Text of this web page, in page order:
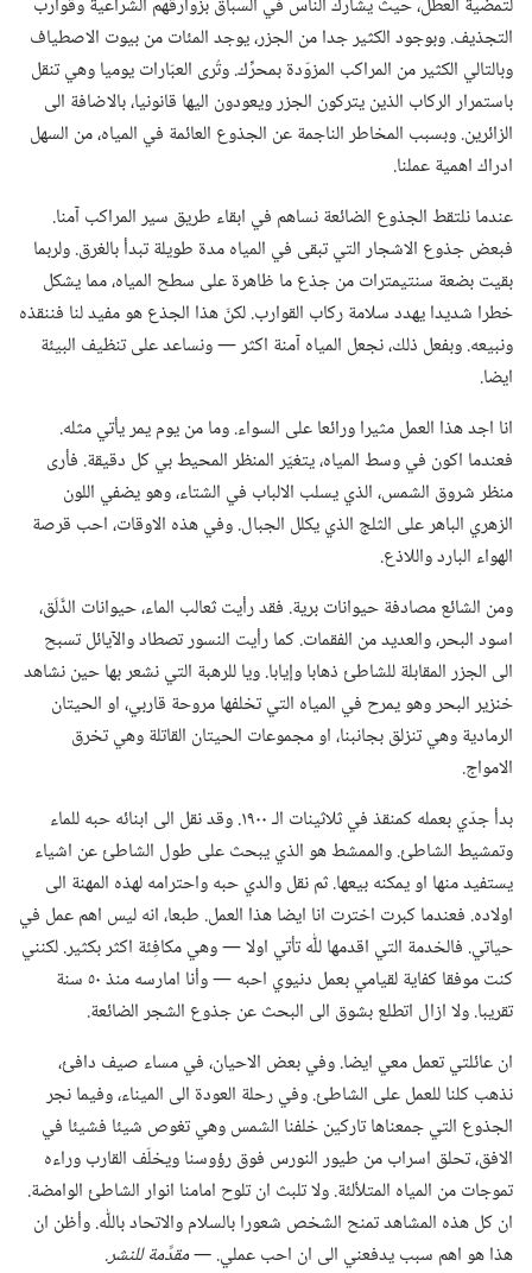
لتمضية العطل،‏ حيث يشارك الناس في السباق بزوارقهم الشراعية وقوارب
التجذيف.‏ وبوجود الكثير جدا من الجزر،‏ يوجد المئات من بيوت الاصطياف
وبالتالي الكثير من المراكب المزوّدة بمحرِّك.‏ وتُرى العبّارات يوميا وهي تنقل
باستمرار الركاب الذين يتركون الجزر ويعودون اليها قانونيا،‏ بالاضافة الى
الزائرين.‏ وبسبب المخاطر الناجمة عن الجذوع العائمة في المياه،‏ من السهل
ادراك اهمية عملنا.‏
عندما نلتقط الجذوع الضائعة نساهم في ابقاء طريق سير المراكب آمنا.‏
فبعض جذوع الاشجار التي تبقى في المياه مدة طويلة تبدأ بالغرق.‏ ولربما
بقيت بضعة سنتيمترات من جذع ما ظاهرة على سطح المياه،‏ مما يشكل
خطرا شديدا يهدد سلامة ركاب القوارب.‏ لكنّ هذا الجذع هو مفيد لنا فننقذه
ونبيعه.‏ وبفعل ذلك،‏ نجعل المياه آمنة اكثر —‏ ونساعد على تنظيف البيئة
ايضا.‏
انا اجد هذا العمل مثيرا ورائعا على السواء.‏ وما من يوم يمر يأتي مثله.‏
فعندما اكون في وسط المياه،‏ يتغيّر المنظر المحيط بي كل دقيقة.‏ فأرى
منظر شروق الشمس،‏ الذي يسلب الالباب في الشتاء،‏ وهو يضفي اللون
الزهري الباهر على الثلج الذي يكلل الجبال.‏ وفي هذه الاوقات،‏ احب قرصة
الهواء البارد واللاذع.‏
ومن الشائع مصادفة حيوانات برية.‏ فقد رأيت ثعالب الماء،‏ حيوانات الدَّلَق،‏
اسود البحر،‏ والعديد من الفقمات.‏ كما رأيت النسور تصطاد والآيائل تسبح
الى الجزر المقابلة للشاطئ ذهابا وإيابا.‏ ويا للرهبة التي نشعر بها حين نشاهد
خنزير البحر وهو يمرح في المياه التي تخلفها مروحة قاربي،‏ او الحيتان
الرمادية وهي تنزلق بجانبنا،‏ او مجموعات الحيتان القاتلة وهي تخرق
الامواج.‏
بدأ جدّي بعمله كمنقذ في ثلاثينات الـ‍ ١٩٠٠.‏ وقد نقل الى ابنائه حبه للماء
وتمشيط الشاطئ.‏ والممشط هو الذي يبحث على طول الشاطئ عن اشياء
يستفيد منها او يمكنه بيعها.‏ ثم نقل والدي حبه واحترامه لهذه المهنة الى
اولاده.‏ فعندما كبرت اخترت انا ايضا هذا العمل.‏ طبعا،‏ انه ليس اهم عمل في
حياتي.‏ فالخدمة التي اقدمها للّٰه تأتي اولا —‏ وهي مكافِئة اكثر بكثير.‏ لكنني
كنت موفقا كفاية لقيامي بعمل دنيوي احبه —‏ وأنا امارسه منذ ٥٠ سنة
تقريبا.‏ ولا ازال اتطلع بشوق الى البحث عن جذوع الشجر الضائعة.‏
ان عائلتي تعمل معي ايضا.‏ وفي بعض الاحيان،‏ في مساء صيف دافئ،‏
نذهب كلنا للعمل على الشاطئ.‏ وفي رحلة العودة الى الميناء،‏ وفيما نجر
الجذوع التي جمعناها تاركين خلفنا الشمس وهي تغوص شيئا فشيئا في
الافق،‏ تحلق اسراب من طيور النورس فوق رؤوسنا ويخلّف القارب وراءه
تموجات من المياه المتلألئة.‏ ولا تلبث ان تلوح امامنا انوار الشاطئ الوامضة.‏
ان كل هذه المشاهد تمنح الشخص شعورا بالسلام والاتحاد باللّٰه.‏ وأظن ان
هذا هو اهم سبب يدفعني الى ان احب عملي.‏‏—‏ مقدَّمة للنشر.‏